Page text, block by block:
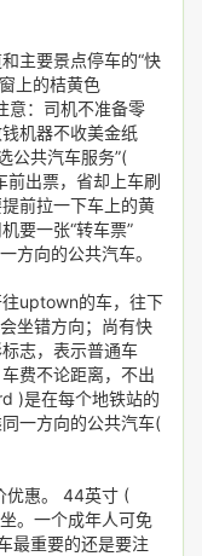
主要景点停车的“快
上的桔黄色
意：司机不准备零
机器不收美金纸
公共汽车服务”(
出票，省却上车刷
前拉一下车上的黄
要一张“转车票”
方向的公共汽车。
uptown的车，往下
坐错方向；尚有快
志，表示普通车
费不论距离，不出
)是在每个地铁站的
一方向的公共汽车(
优惠。 44英寸 (
。一个成年人可免
最重要的还是要注